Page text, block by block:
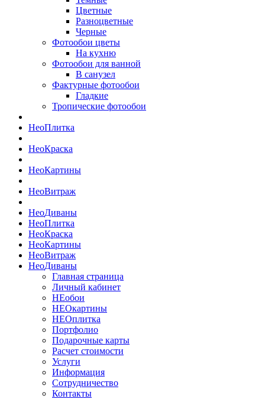
Цветные
Разноцветные
Черные
Фотообои цветы
На кухню
Фотообои для ванной
В санузел
Фактурные фотообои
Гладкие
Тропические фотообои
НеоПлитка
НеоКраска
НеоКартины
НеоВитраж
НеоДиваны
НеоПлитка
НеоКраска
НеоКартины
НеоВитраж
НеоДиваны
Главная страница
Личный кабинет
НЕобои
НЕОкартины
НЕОплитка
Портфолио
Подарочные карты
Расчет стоимости
Услуги
Информация
Сотрудничество
Контакты